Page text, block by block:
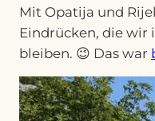
Mit Opatija und
Eindrücken, die wir
bleiben. 😉 Das war